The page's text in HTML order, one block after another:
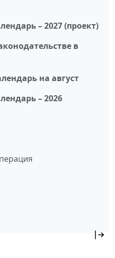
– 2027 (проект)
в
на август
– 2026